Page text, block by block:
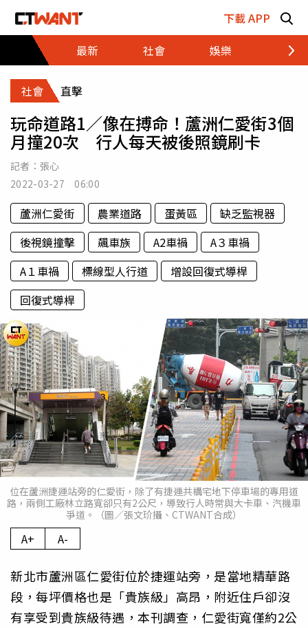
下載 APP
最新
社會 娛樂 財經
社會 直擊
玩命道路1／像在搏命！蘆洲仁愛街3個
月撞20次 行人每天被後照鏡刷卡
記者： 張心
2022-03-27 06:00
蘆洲仁愛街 農業道路 蛋黃區
缺乏監視器
後視鏡撞擊
飆車族 A2車禍
A３車禍
A１車禍
標線型人行道
增設回復式導桿
回復式導桿
位在蘆洲捷運站旁的仁愛街，除了有捷運共構宅地下停車場的專用道
路，兩側工廠林立路寬卻只有2公尺，導致行人時常與大卡車、汽機車
爭道。（圖／張文玠攝、CTWANT合成）
A+ A-
新北市蘆洲區仁愛街位於捷運站旁，是當地精華路
段，每坪價格也是「貴族級」高昂，附近住戶卻沒
有享受到貴族級待遇，本刊調查，仁愛街寬僅約2公